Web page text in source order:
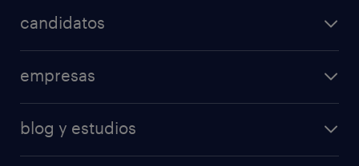
candidatos
empresas
blog y estudios